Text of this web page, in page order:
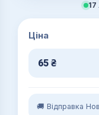
17
Ціна
65 ₴
🚚 Відправка